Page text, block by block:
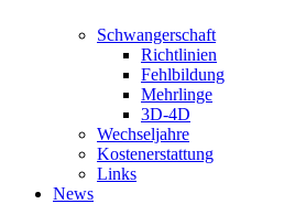
Schwangerschaft
Richtlinien
Fehlbildung
Mehrlinge
3D-4D
Wechseljahre
Kostenerstattung
Links
News